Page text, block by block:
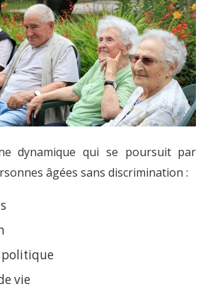
dynamique qui se poursuit par
âgées sans discrimination :
politique
vie